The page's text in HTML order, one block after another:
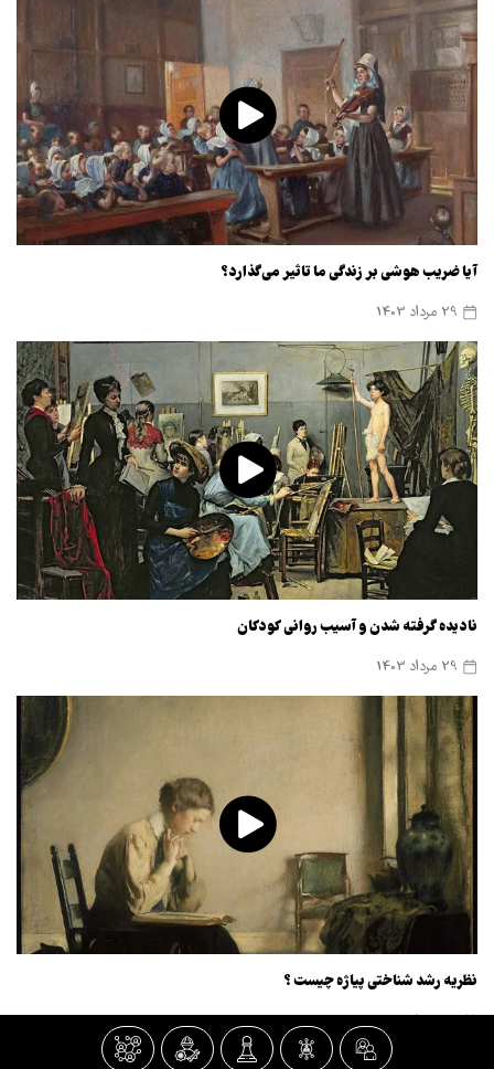
آیا ضریب هوشی بر زندگی ما تاثیر می‌گذارد؟
نادیده گرفته شدن و آسیب روانی کودکان
نظریه رشد شناختی پیاژه چیست ؟